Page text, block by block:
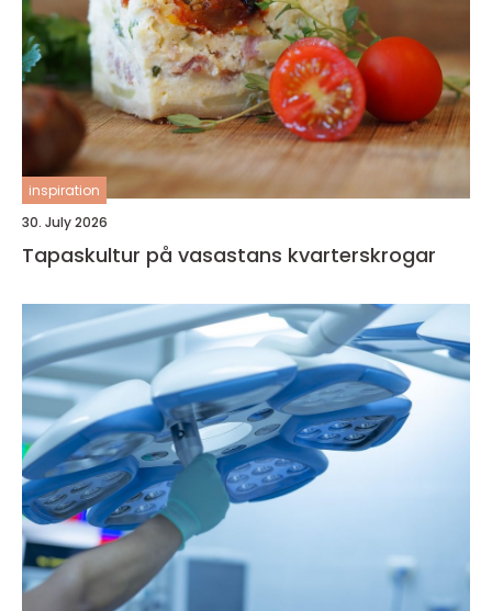
inspiration
30. July 2026
Tapaskultur på vasastans kvarterskrogar